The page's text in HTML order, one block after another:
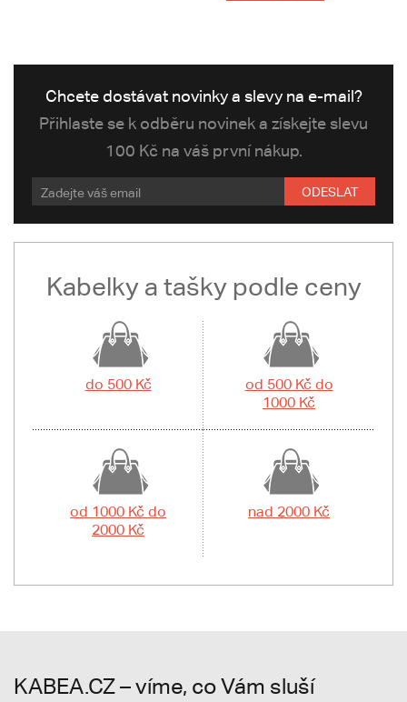
Chcete dostávat novinky a slevy na e-mail?
Přihlaste se k odběru novinek a získejte slevu
100 Kč na váš první nákup.
ODESLAT
Kabelky a tašky podle ceny
do 500 Kč
od 500 Kč do
1000 Kč
od 1000 Kč do
2000 Kč
nad 2000 Kč
KABEA.CZ – víme, co Vám sluší